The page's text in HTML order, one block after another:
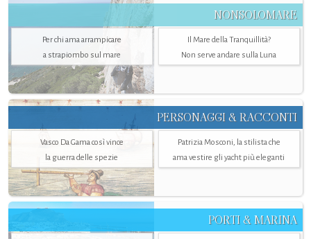
NONSOLOMARE
Per chi ama arrampicare
a strapiombo sul mare
Il Mare della Tranquillità?
Non serve andare sulla Luna
PERSONAGGI & RACCONTI
Vasco Da Gama così vince
la guerra delle spezie
Patrizia Mosconi, la stilista che
ama vestire gli yacht più eleganti
PORTI & MARINA